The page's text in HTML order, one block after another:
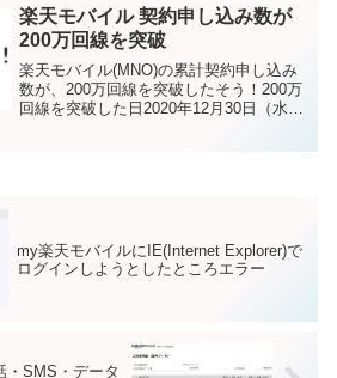
パートナー回線（au回線）での高速デー
タ通信容量20...
楽天モバイル 契約申し込み数が
200万回線を突破
楽天モバイル(MNO)の累計契約申し込み
数が、200万回線を突破したそう！200万
回線を突破した日2020年12月30日（水）
my楽天モバイルにIE(Internet Explorer)で
ログインしようとしたところエラー
・SMS・データ